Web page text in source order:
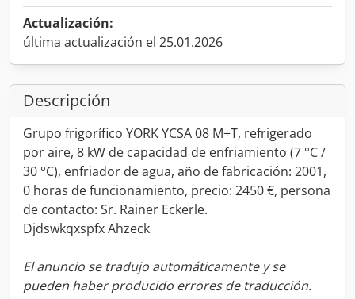
Actualización:
última actualización el 25.01.2026
Descripción
Grupo frigorífico YORK YCSA 08 M+T, refrigerado
por aire, 8 kW de capacidad de enfriamiento (7 °C /
30 °C), enfriador de agua, año de fabricación: 2001,
0 horas de funcionamiento, precio: 2450 €, persona
de contacto: Sr. Rainer Eckerle.
Djdswkqxspfx Ahzeck
El anuncio se tradujo automáticamente y se
pueden haber producido errores de traducción.